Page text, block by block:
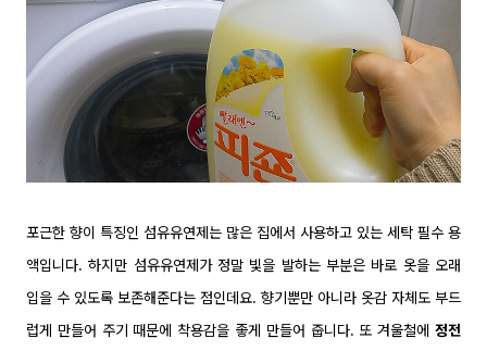
포근한 향이 특징인 섬유유연제는 많은 집에서 사용하고 있는 세탁 필수 용
액입니다. 하지만 섬유유연제가 정말 빛을 발하는 부분은 바로 옷을 오래
입을 수 있도록 보존해준다는 점인데요. 향기뿐만 아니라 옷감 자체도 부드
럽게 만들어 주기 때문에 착용감을 좋게 만들어 줍니다. 또 겨울철에 정전